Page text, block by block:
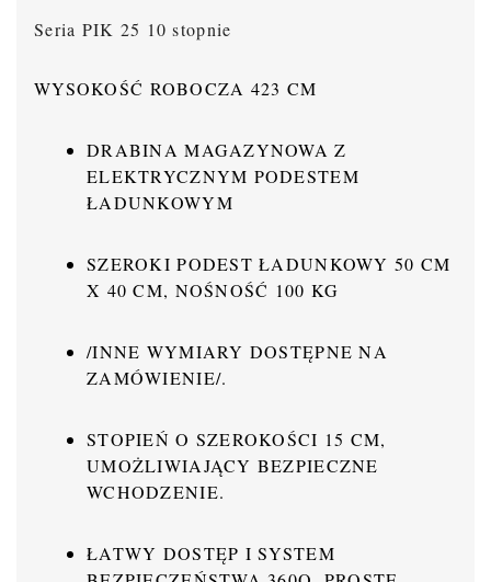
Seria PIK 25 10 stopnie
WYSOKOŚĆ ROBOCZA 423 CM
DRABINA MAGAZYNOWA Z
ELEKTRYCZNYM PODESTEM
ŁADUNKOWYM
SZEROKI PODEST ŁADUNKOWY 50 CM
X 40 CM, NOŚNOŚĆ 100 KG
/INNE WYMIARY DOSTĘPNE NA
ZAMÓWIENIE/.
STOPIEŃ O SZEROKOŚCI 15 CM,
UMOŻLIWIAJĄCY BEZPIECZNE
WCHODZENIE.
ŁATWY DOSTĘP I SYSTEM